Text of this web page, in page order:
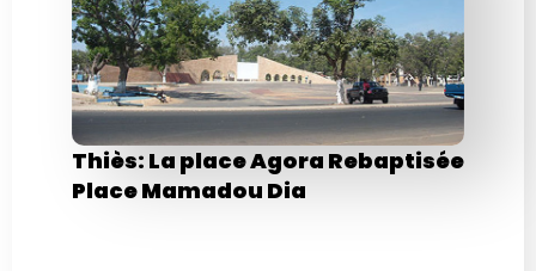
Thiès: La place Agora Rebaptisée
Place Mamadou Dia